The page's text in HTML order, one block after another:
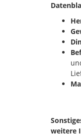
weitere